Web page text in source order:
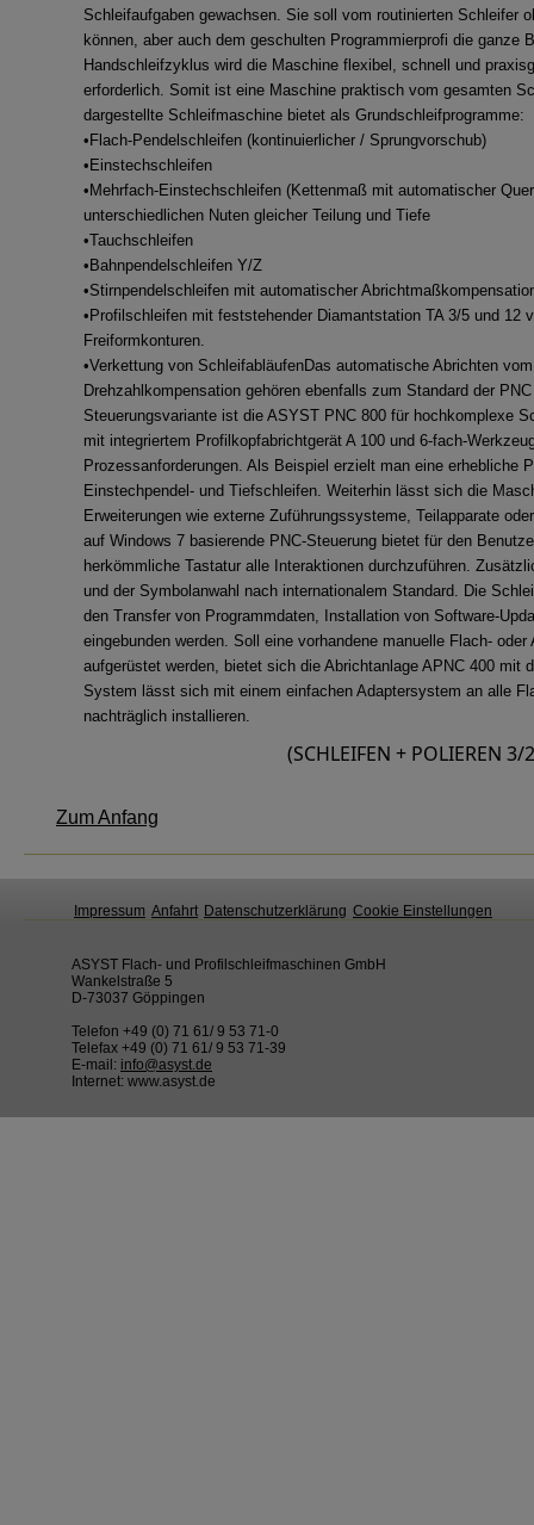
Schleifaufgaben gewachsen. Sie soll vom routinierten Schleifer
können, aber auch dem geschulten Programmierprofi die
Handschleifzyklus wird die Maschine flexibel, schnell und
erforderlich. Somit ist eine Maschine praktisch vom gesamten
dargestellte Schleifmaschine bietet als Grundschleifprogramme:
•Flach-Pendelschleifen (kontinuierlicher / Sprungvorschub)
•Einstechschleifen
•Mehrfach-Einstechschleifen (Kettenmaß mit automatischer
unterschiedlichen Nuten gleicher Teilung und Tiefe
•Tauchschleifen
•Bahnpendelschleifen Y/Z
•Stirnpendelschleifen mit automatischer
•Profilschleifen mit feststehender Diamantstation TA 3/5 und 12
Freiformkonturen.
•Verkettung von SchleifabläufenDas automatische Abrichten
Drehzahlkompensation gehören ebenfalls zum Standard der
Steuerungsvariante ist die ASYST PNC 800 für hochkomplexe
mit integriertem Profilkopfabrichtgerät A 100 und 6-fach-
Prozessanforderungen. Als Beispiel erzielt man eine erhebliche
Einstechpendel- und Tiefschleifen. Weiterhin lässt sich die
Erweiterungen wie externe Zuführungssysteme, Teilapparate
auf Windows 7 basierende PNC-Steuerung bietet für den
herkömmliche Tastatur alle Interaktionen durchzuführen.
und der Symbolanwahl nach internationalem Standard. Die
den Transfer von Programmdaten, Installation von Software-
eingebunden werden. Soll eine vorhandene manuelle Flach-
aufgerüstet werden, bietet sich die Abrichtanlage APNC 400 mit
System lässt sich mit einem einfachen Adaptersystem an alle
nachträglich installieren.
(SCHLEIFEN + POLIEREN
Zum Anfang
Impressum Anfahrt Datenschutzerklärung Cookie Einstellungen
ASYST Flach- und Profilschleifmaschinen GmbH
Wankelstraße 5
D-73037 Göppingen
Telefon +49 (0) 71 61/ 9 53 71-0
Telefax +49 (0) 71 61/ 9 53 71-39
E-mail: info@asyst.de
Internet: www.asyst.de